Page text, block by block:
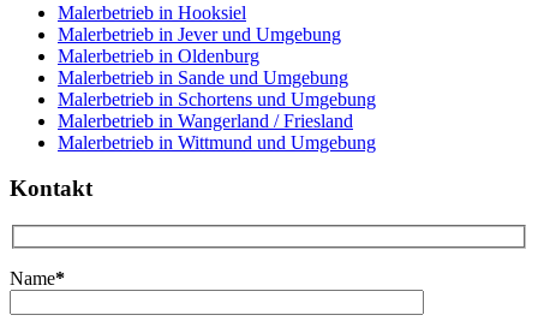
Malerbetrieb in Hooksiel
Malerbetrieb in Jever und Umgebung
Malerbetrieb in Oldenburg
Malerbetrieb in Sande und Umgebung
Malerbetrieb in Schortens und Umgebung
Malerbetrieb in Wangerland / Friesland
Malerbetrieb in Wittmund und Umgebung
Kontakt
Name*